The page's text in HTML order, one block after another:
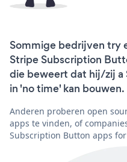
Sommige bedrijven try
Stripe Subscription
die beweert dat hij/zij
in 'no time' kan bouwen.
Anderen proberen open
apps te vinden, of
Subscription Button apps